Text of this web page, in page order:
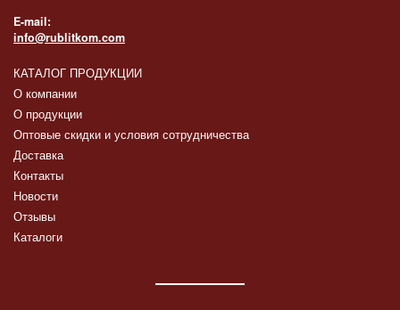
E-mail:
info@rublitkom.com
КАТАЛОГ ПРОДУКЦИИ
О компании
О продукции
Оптовые скидки и условия сотрудничества
Доставка
Контакты
Новости
Отзывы
Каталоги